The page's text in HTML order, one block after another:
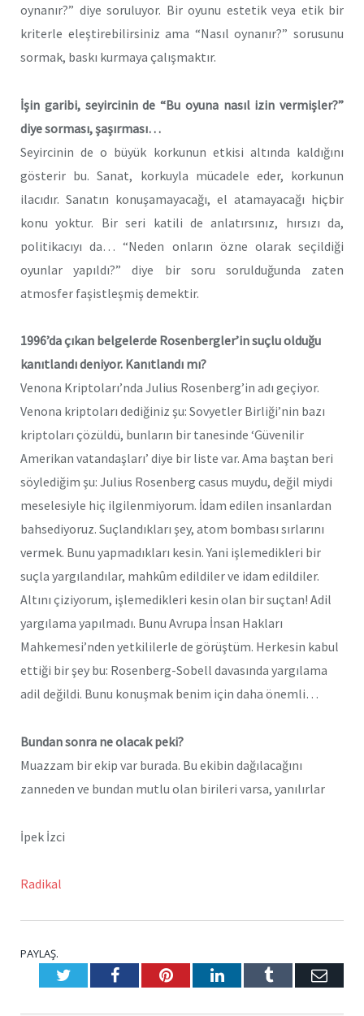
oynanır?” diye soruluyor. Bir oyunu estetik veya etik bir
kriterle eleştirebilirsiniz ama “Nasıl oynanır?” sorusunu
sormak, baskı kurmaya çalışmaktır.
İşin garibi, seyircinin de “Bu oyuna nasıl izin vermişler?”
diye sorması, şaşırması…
Seyircinin de o büyük korkunun etkisi altında kaldığını
gösterir bu. Sanat, korkuyla mücadele eder, korkunun
ilacıdır. Sanatın konuşamayacağı, el atamayacağı hiçbir
konu yoktur. Bir seri katili de anlatırsınız, hırsızı da,
politikacıyı da… “Neden onların özne olarak seçildiği
oyunlar yapıldı?” diye bir soru sorulduğunda zaten
atmosfer faşistleşmiş demektir.
1996’da çıkan belgelerde Rosenbergler’in suçlu olduğu
kanıtlandı deniyor. Kanıtlandı mı?
Venona Kriptoları’nda Julius Rosenberg’in adı geçiyor.
Venona kriptoları dediğiniz şu: Sovyetler Birliği’nin bazı
kriptoları çözüldü, bunların bir tanesinde ‘Güvenilir
Amerikan vatandaşları’ diye bir liste var. Ama baştan beri
söylediğim şu: Julius Rosenberg casus muydu, değil miydi
meselesiyle hiç ilgilenmiyorum. İdam edilen insanlardan
bahsediyoruz. Suçlandıkları şey, atom bombası sırlarını
vermek. Bunu yapmadıkları kesin. Yani işlemedikleri bir
suçla yargılandılar, mahkûm edildiler ve idam edildiler.
Altını çiziyorum, işlemedikleri kesin olan bir suçtan! Adil
yargılama yapılmadı. Bunu Avrupa İnsan Hakları
Mahkemesi’nden yetkililerle de görüştüm. Herkesin kabul
ettiği bir şey bu: Rosenberg-Sobell davasında yargılama
adil değildi. Bunu konuşmak benim için daha önemli…
Bundan sonra ne olacak peki?
Muazzam bir ekip var burada. Bu ekibin dağılacağını
zanneden ve bundan mutlu olan birileri varsa, yanılırlar
İpek İzci
Radikal
PAYLAŞ.
TwitterFacebookPinterestLinkedInTumblr E-